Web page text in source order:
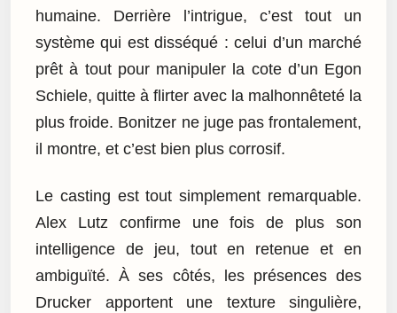
humaine. Derrière l’intrigue, c’est tout un
système qui est disséqué : celui d’un marché
prêt à tout pour manipuler la cote d’un Egon
Schiele, quitte à flirter avec la malhonnêteté la
plus froide. Bonitzer ne juge pas frontalement,
il montre, et c’est bien plus corrosif.
Le casting est tout simplement remarquable.
Alex Lutz confirme une fois de plus son
intelligence de jeu, tout en retenue et en
ambiguïté. À ses côtés, les présences des
Drucker apportent une texture singulière,